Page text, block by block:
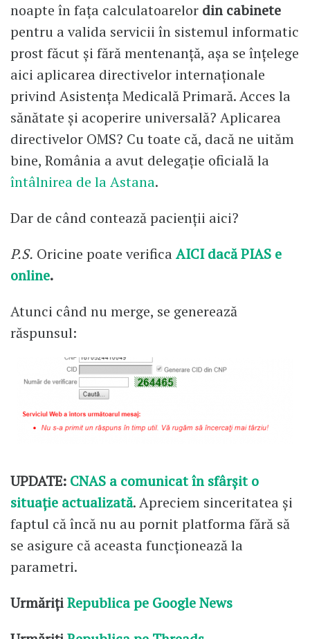
noapte în fața calculatoarelor din cabinete
pentru a valida servicii în sistemul informatic
prost făcut și fără mentenanță, așa se înțelege
aici aplicarea directivelor internaționale
privind Asistența Medicală Primară. Acces la
sănătate și acoperire universală? Aplicarea
directivelor OMS? Cu toate că, dacă ne uităm
bine, România a avut delegație oficială la
întâlnirea de la Astana.
Dar de când contează pacienții aici?
P.S. Oricine poate verificaAICI dacă PIAS e
online.
Atunci când nu merge, se generează
răspunsul:
UPDATE: CNAS a comunicat în sfârșit o
situație actualizată. Apreciem sinceritatea și
faptul că încă nu au pornit platforma fără să
se asigure că aceasta funcționează la
parametri.
UrmărițiRepublica pe Google News